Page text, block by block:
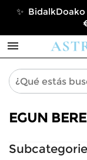
✨

EGUN